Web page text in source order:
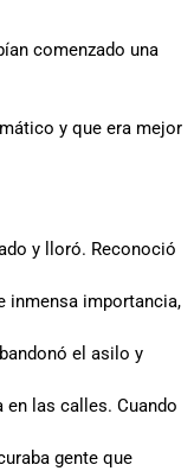
comenzado una
y que era mejor
y lloró. Reconoció
inmensa importancia,
el asilo y
en las calles. Cuando
gente que